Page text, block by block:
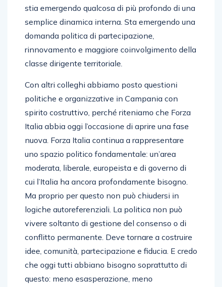
stia emergendo qualcosa di più profondo di una
semplice dinamica interna. Sta emergendo una
domanda politica di partecipazione,
rinnovamento e maggiore coinvolgimento della
classe dirigente territoriale.
Con altri colleghi abbiamo posto questioni
politiche e organizzative in Campania con
spirito costruttivo, perché riteniamo che Forza
Italia abbia oggi l’occasione di aprire una fase
nuova. Forza Italia continua a rappresentare
uno spazio politico fondamentale: un’area
moderata, liberale, europeista e di governo di
cui l’Italia ha ancora profondamente bisogno.
Ma proprio per questo non può chiudersi in
logiche autoreferenziali. La politica non può
vivere soltanto di gestione del consenso o di
conflitto permanente. Deve tornare a costruire
idee, comunità, partecipazione e fiducia. E credo
che oggi tutti abbiano bisogno soprattutto di
questo: meno esasperazione, meno